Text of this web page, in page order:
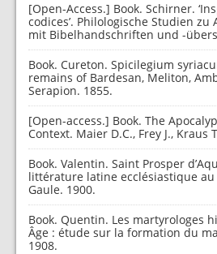
[Open-Access.] Book. Schirner.
codices’. Philologische Studien zu
mit Bibelhandschriften und -
Book. Cureton. Spicilegium
remains of Bardesan, Meliton,
Serapion. 1855.
[Open-access.] Book. The
Context. Maier D.C., Frey J., Kraus
Book. Valentin. Saint Prosper
littérature latine ecclésiastique
Gaule. 1900.
Book. Quentin. Les martyrologes
Âge : étude sur la formation du
1908.